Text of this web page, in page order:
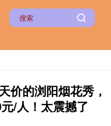
价的浏阳烟花秀，
/人！太震撼了